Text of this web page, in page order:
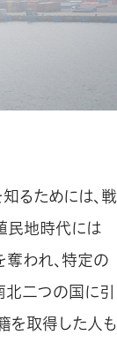
るためには、戦
民地時代には
奪われ、特定の
北二つの国に引
を取得した人も